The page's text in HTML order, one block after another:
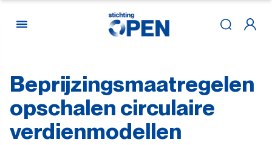
Skip to content
Beprijzingsmaatregelen
opschalen circulaire
verdienmodellen